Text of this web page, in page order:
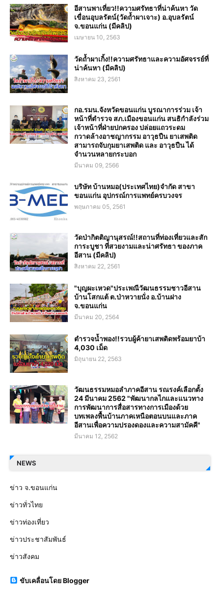
อีสานพาเที่ยว!!ความศรัทธาที่น่าค้นหา วัด
เขื่อนอุบลรัตน์(วัดถ้ำผาเจาะ) อ.อุบลรัตน์
จ.ขอนแก่น (มีคลิป)
เมษายน 10, 2563
วัดถ้ำผาเกิ้ง!!ความศรัทธาและความอัศจรรย์ที่
น่าค้นหา (มีคลิป)
สิงหาคม 23, 2561
กอ.รมน.จังหวัดขอนแก่น บูรณาการร่วม เจ้า
หน้าที่ตำรวจ สภ.เมืองขอนแก่น สนธิกำลังร่วม
เจ้าหน้าที่ฝ่ายปกครอง ปล่อยแถวระดม
กวาดล้างอาชญากรรม อาวุธปืน ยาเสพติด
สามารถจับกุมยาเสพติด และ อาวุธปืน ได้
จำนวนหลายกระบอก
มีนาคม 09, 2566
บริษัท บ้านหมอ(ประเทศไทย)จำกัด สาขา
ขอนแก่น อุปกรณ์การแพทย์ครบวงจร
พฤษภาคม 05, 2561
วัดป่ากิตติญานุสรณ์!!สถานที่ท่องเที่ยวและสัก
การะบูชา ที่สวยงามและน่าศรัทธา ของภาค
อีสาน (มีคลิป)
สิงหาคม 22, 2561
"บุญผะเหวด"ประเพณีวัฒนธรรมชาวอีสาน
บ้านโสกแต้ ต.ป่าหวายนั่ง อ.บ้านฝาง
จ.ขอนแก่น
มีนาคม 20, 2564
ตำรวจน้ำพอง!!รวบผู้ค้ายาเสพติดพร้อมยาบ้า
4,030 เม็ด
มิถุนายน 22, 2563
วัฒนธรรมหมอลำภาคอีสาน รณรงค์เลือกตั้ง
24 มีนาคม 2562 "พัฒนากลไกและแนวทาง
การพัฒนาการสื่อสารทางการเมืองด้วย
บทเพลงพื้นบ้านภาคเหนือตอนบนและภาค
อีสานเพื่อความปรองดองและความสามัคคี"
มีนาคม 12, 2562
NEWS
ข่าว จ.ขอนแก่น
ข่าวทั่วไทย
ข่าวท่องเที่ยว
ข่าวประชาสัมพันธ์
ข่าวสังคม
ขับเคลื่อนโดย Blogger